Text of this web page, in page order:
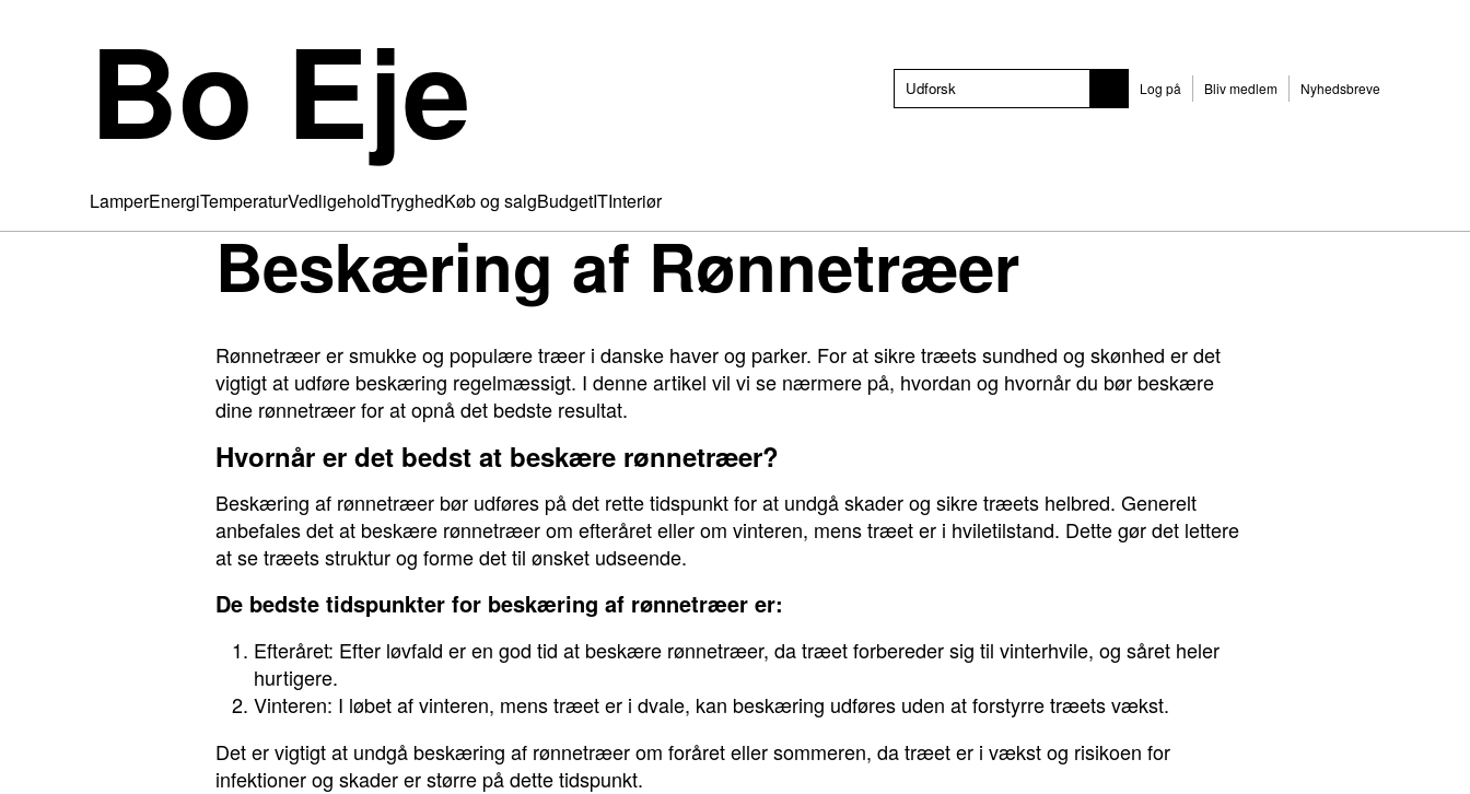
Bo Eje Log på Bliv medlem Nyhedsbreve
LamperEnergiTemperaturVedligeholdTryghedKøb og salgBudgetITInteriør
Beskæring af Rønnetræer
Rønnetræer er smukke og populære træer i danske haver og parker. For at sikre træets sundhed og skønhed er det
vigtigt at udføre beskæring regelmæssigt. I denne artikel vil vi se nærmere på, hvordan og hvornår du bør beskære
dine rønnetræer for at opnå det bedste resultat.
Hvornår er det bedst at beskære rønnetræer?
Beskæring af rønnetræer bør udføres på det rette tidspunkt for at undgå skader og sikre træets helbred. Generelt
anbefales det at beskære rønnetræer om efteråret eller om vinteren, mens træet er i hviletilstand. Dette gør det lettere
at se træets struktur og forme det til ønsket udseende.
De bedste tidspunkter for beskæring af rønnetræer er:
Efteråret: Efter løvfald er en god tid at beskære rønnetræer, da træet forbereder sig til vinterhvile, og såret heler
hurtigere.
Vinteren: I løbet af vinteren, mens træet er i dvale, kan beskæring udføres uden at forstyrre træets vækst.
Det er vigtigt at undgå beskæring af rønnetræer om foråret eller sommeren, da træet er i vækst og risikoen for
infektioner og skader er større på dette tidspunkt.